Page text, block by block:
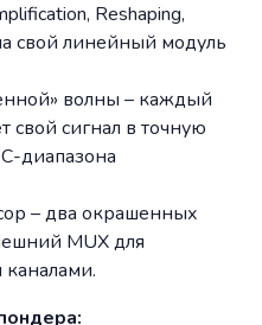
Reshaping,
свой линейный модуль
волны – каждый
свой сигнал в точную
диапазона
– два окрашенных
MUX для